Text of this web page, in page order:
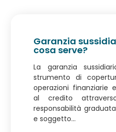
Garanzia
cosa serve?
La garanzia
strumento di
operazioni finanziarie
al credito
responsabilità
e soggetto...